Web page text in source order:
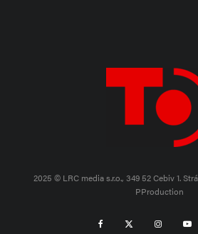
2025 © LRC media s.r.o., 349 52 Cebiv 1.
PProduction